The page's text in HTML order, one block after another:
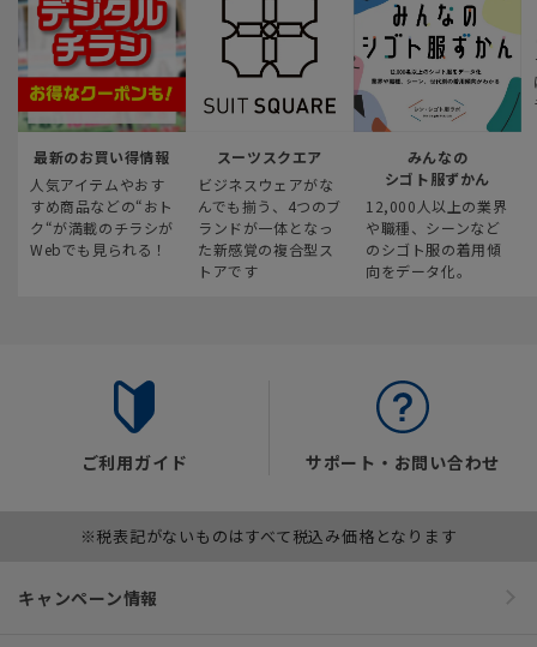
最新のお買い得情報
人気アイテムやおす
すめ商品などの“おト
ク“が満載のチラシが
Webでも見られる！
スーツスクエア
ビジネスウェアがな
んでも揃う、4つのブ
ランドが一体となっ
た新感覚の複合型ス
トアです
みんなの
シゴト服ずかん
12,000人以上の業界
や職種、シーンなど
のシゴト服の着用傾
向をデータ化。
ご利用ガイド サポート・お問い合わせ
※税表記がないものはすべて税込み価格となります
キャンペーン情報